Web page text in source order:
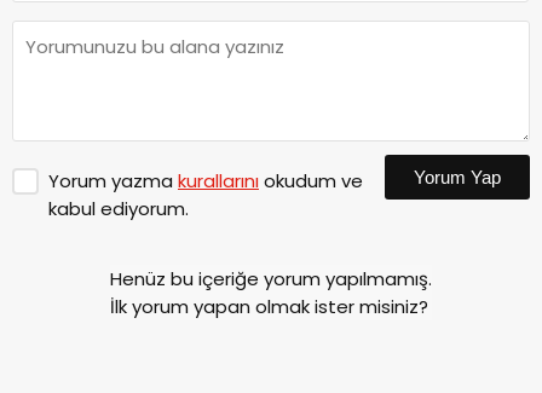
Yorum yazma kurallarınıokudum ve
kabul ediyorum.
Yorum Yap
Henüz bu içeriğe yorum yapılmamış.
İlk yorum yapan olmak ister misiniz?